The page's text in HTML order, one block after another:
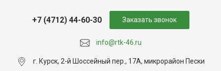
info@rtk-46.ru
+7 (4712) 44-60-30
г. Курск, 2-й Шоссейный пер., 17А, микрорайон Пески
Заказать звонок